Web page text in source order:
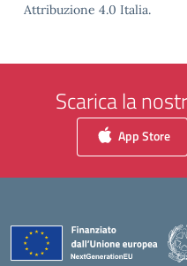
Attribuzione 4.0 Italia.
Scarica la
App Store